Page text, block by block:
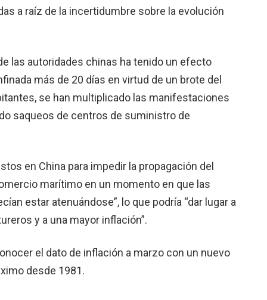
a raíz de la incertidumbre sobre la evolución
las autoridades chinas ha tenido un efecto
más de 20 días en virtud de un brote del
se han multiplicado las manifestaciones
saqueos de centros de suministro de
en China para impedir la propagación del
marítimo en un momento en que las
estar atenuándose”, lo que podría “dar lugar a
y a una mayor inflación”.
el dato de inflación a marzo con un nuevo
desde 1981.